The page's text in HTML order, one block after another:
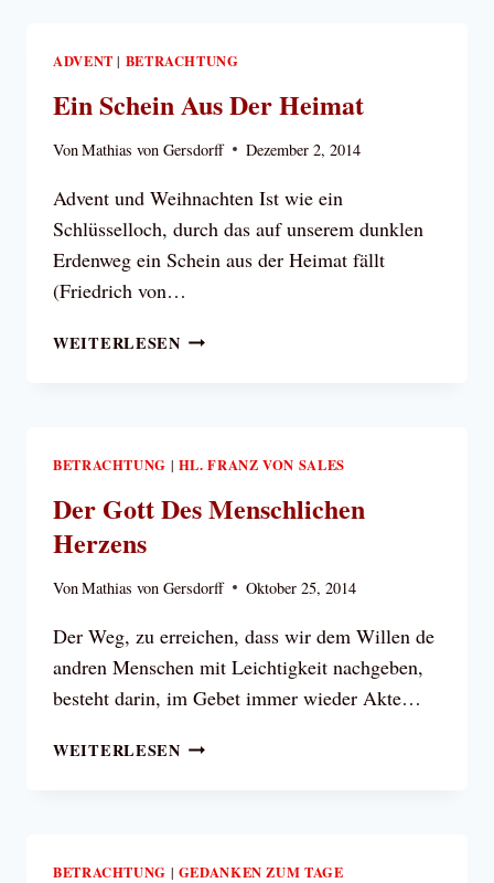
ADVENT | BETRACHTUNG
Ein Schein Aus Der Heimat
VonMathias von Gersdorff Dezember 2, 2014
Advent und Weihnachten Ist wie ein
Schlüsselloch, durch das auf unserem dunklen
Erdenweg ein Schein aus der Heimat fällt
(Friedrich von…
WEITERLESENEIN
BETRACHTUNG | HL. FRANZ VON SALES
Der Gott Des Menschlichen
Herzens
VonMathias von Gersdorff Oktober 25, 2014
Der Weg, zu erreichen, dass wir dem Willen de
andren Menschen mit Leichtigkeit nachgeben,
besteht darin, im Gebet immer wieder Akte…
WEITERLESENDER
BETRACHTUNG | GEDANKEN ZUM TAGE